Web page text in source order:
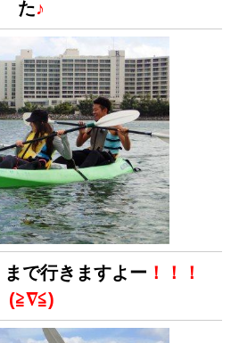
た♪
まで行きますよー ！！！
(≧∇≦)